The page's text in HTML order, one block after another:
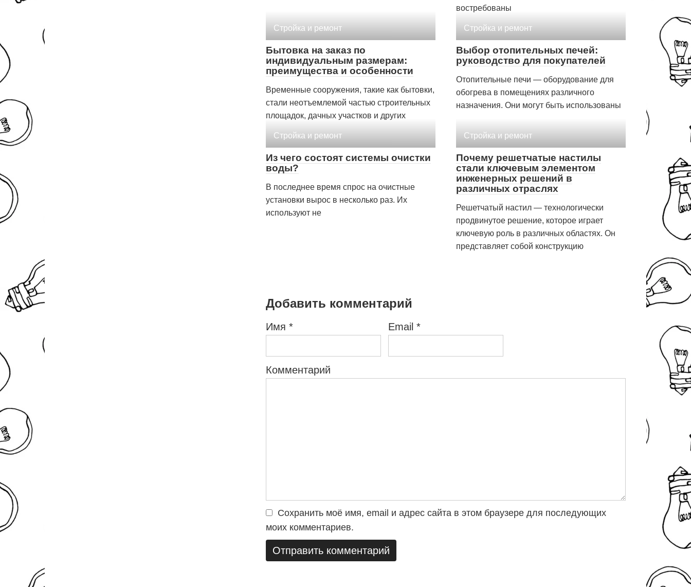
востребованы
Стройка и ремонт
Бытовка на заказ по
индивидуальным размерам:
преимущества и особенности
Временные сооружения, такие как бытовки,
стали неотъемлемой частью строительных
площадок, дачных участков и других
Стройка и ремонт
Выбор отопительных печей:
руководство для покупателей
Отопительные печи — оборудование для
обогрева в помещениях различного
назначения. Они могут быть использованы
Стройка и ремонт
Из чего состоят системы очистки
воды?
В последнее время спрос на очистные
установки вырос в несколько раз. Их
используют не
Стройка и ремонт
Почему решетчатые настилы
стали ключевым элементом
инженерных решений в
различных отраслях
Решетчатый настил — технологически
продвинутое решение, которое играет
ключевую роль в различных областях. Он
представляет собой конструкцию
Добавить комментарий
Имя * Email *
Комментарий
Сохранить моё имя, email и адрес сайта в этом браузере для последующих
моих комментариев.